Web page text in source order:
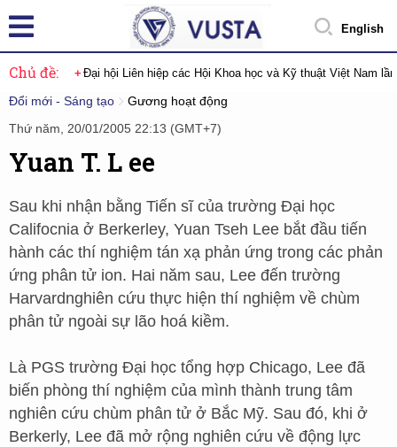
English
Chủ đề: Đại hội Liên hiệp các Hội Khoa học và Kỹ thuật Việt Nam
Đổi mới - Sáng tạo
Gương hoạt động
Thứ năm, 20/01/2005 22:13 (GMT+7)
Yuan T. L ee
Sau khi nhận bằng Tiến sĩ của trường Đại học
Califocnia ở Berkerley, Yuan Tseh Lee bắt đầu tiến
hành các thí nghiệm tán xạ phản ứng trong các phản
ứng phân tử ion. Hai năm sau, Lee đến trường
Harvardnghiên cứu thực hiện thí nghiệm về chùm
phân tử ngoài sự lão hoá kiềm.
Là PGS trường Đại học tổng hợp Chicago, Lee đã
biến phòng thí nghiệm của mình thành trung tâm
nghiên cứu chùm phân tử ở Bắc Mỹ. Sau đó, khi ở
Berkerly, Lee đã mở rộng nghiên cứu về động lực